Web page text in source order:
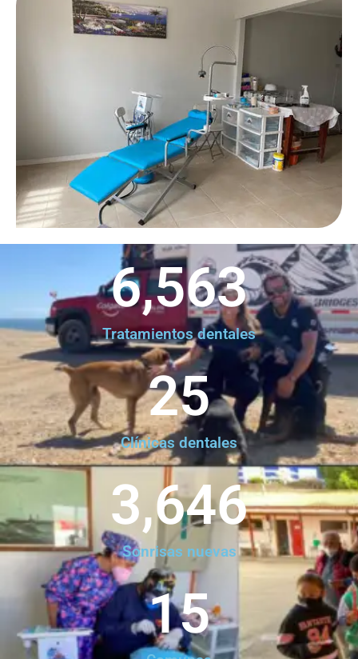
Tratamientos dentales
6,563
Clínicas dentales
25
Sonrisas nuevas
3,646
15